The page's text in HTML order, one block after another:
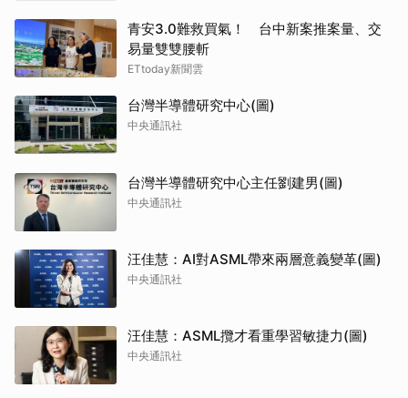
青安3.0難救買氣！ 台中新案推案量、交
易量雙雙腰斬
ETtoday新聞雲
台灣半導體研究中心(圖)
中央通訊社
台灣半導體研究中心主任劉建男(圖)
中央通訊社
汪佳慧：AI對ASML帶來兩層意義變革(圖)
中央通訊社
汪佳慧：ASML攬才看重學習敏捷力(圖)
中央通訊社